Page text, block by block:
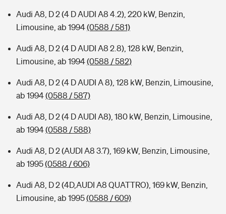
Sie haben Fragen?
Zur Übersicht
Kinderunfall-Check: Mehr Sicherheit für deine Kids
Typklassen: So ist Ihr Auto eingestuft
Sie haben Fragen?
Audi A8, D 2 (4 D AUDI A8 4.2), 220 kW, Benzin,
Limousine, ab 1994(0588 / 581)
Audi A8, D 2 (4 D AUDI A8 2.8), 128 kW, Benzin,
Limousine, ab 1994(0588 / 582)
Audi A8, D 2 (4 D AUDI A 8), 128 kW, Benzin, Limousine,
ab 1994(0588 / 587)
Audi A8, D 2 (4 D AUDI A8), 180 kW, Benzin, Limousine,
ab 1994(0588 / 588)
Audi A8, D 2 (AUDI A8 3.7), 169 kW, Benzin, Limousine,
ab 1995(0588 / 606)
Audi A8, D 2 (4D,AUDI A8 QUATTRO), 169 kW, Benzin,
Limousine, ab 1995(0588 / 609)